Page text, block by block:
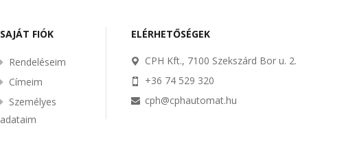
SAJÁT FIÓK
Rendeléseim
Címeim
Személyes
adataim
ELÉRHETŐSÉGEK
CPH Kft., 7100 Szekszárd Bor u. 2.
+36 74 529 320
cph@cphautomat.hu